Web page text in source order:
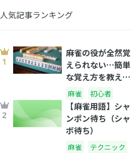
人気記事ランキング
麻雀の役が全然覚
えられない…簡単
な覚え方を教え
て！
麻雀 初心者
【麻雀用語】シャ
ンポン待ち（シャ
ボ待ち）
麻雀 テクニック